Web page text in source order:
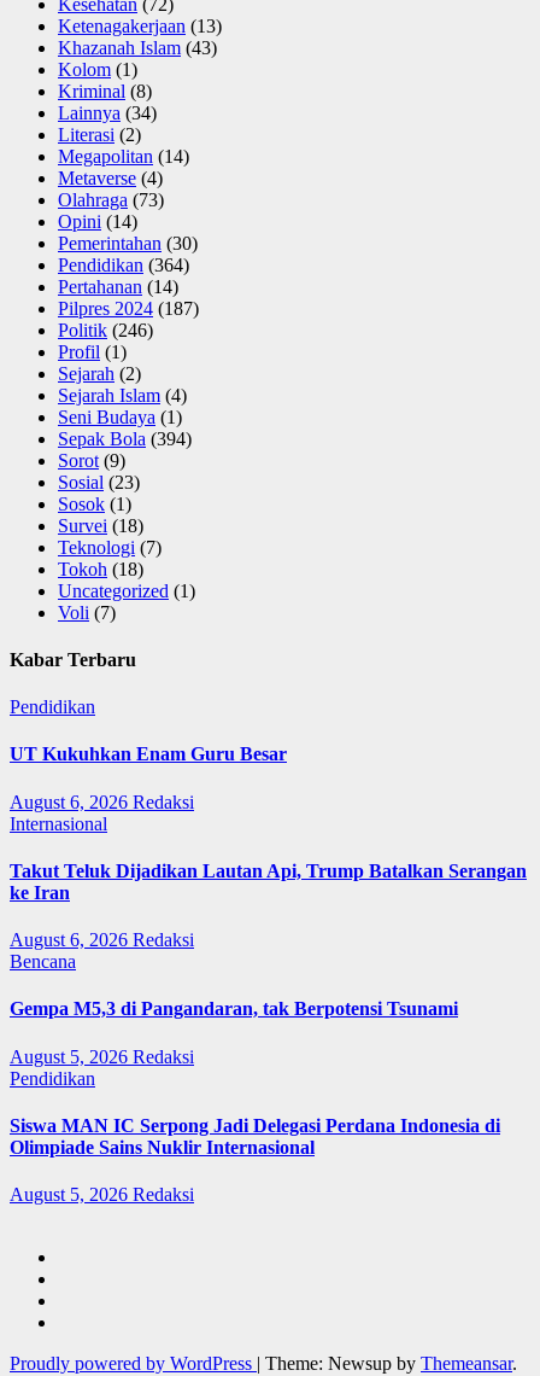
Ketenagakerjaan (13)
Khazanah Islam (43)
Kolom (1)
Kriminal (8)
Lainnya (34)
Literasi (2)
Megapolitan (14)
Metaverse (4)
Olahraga (73)
Opini (14)
Pemerintahan (30)
Pendidikan (364)
Pertahanan (14)
Pilpres 2024 (187)
Politik (246)
Profil (1)
Sejarah (2)
Sejarah Islam (4)
Seni Budaya (1)
Sepak Bola (394)
Sorot (9)
Sosial (23)
Sosok (1)
Survei (18)
Teknologi (7)
Tokoh (18)
Uncategorized (1)
Voli (7)
Kabar Terbaru
Pendidikan
UT Kukuhkan Enam Guru Besar
August 6, 2026 Redaksi
Internasional
Takut Teluk Dijadikan Lautan Api, Trump Batalkan Serangan
ke Iran
August 6, 2026 Redaksi
Bencana
Gempa M5,3 di Pangandaran, tak Berpotensi Tsunami
August 5, 2026 Redaksi
Pendidikan
Siswa MAN IC Serpong Jadi Delegasi Perdana Indonesia di
Olimpiade Sains Nuklir Internasional
August 5, 2026 Redaksi
Proudly powered by WordPress | Theme: Newsup by Themeansar.